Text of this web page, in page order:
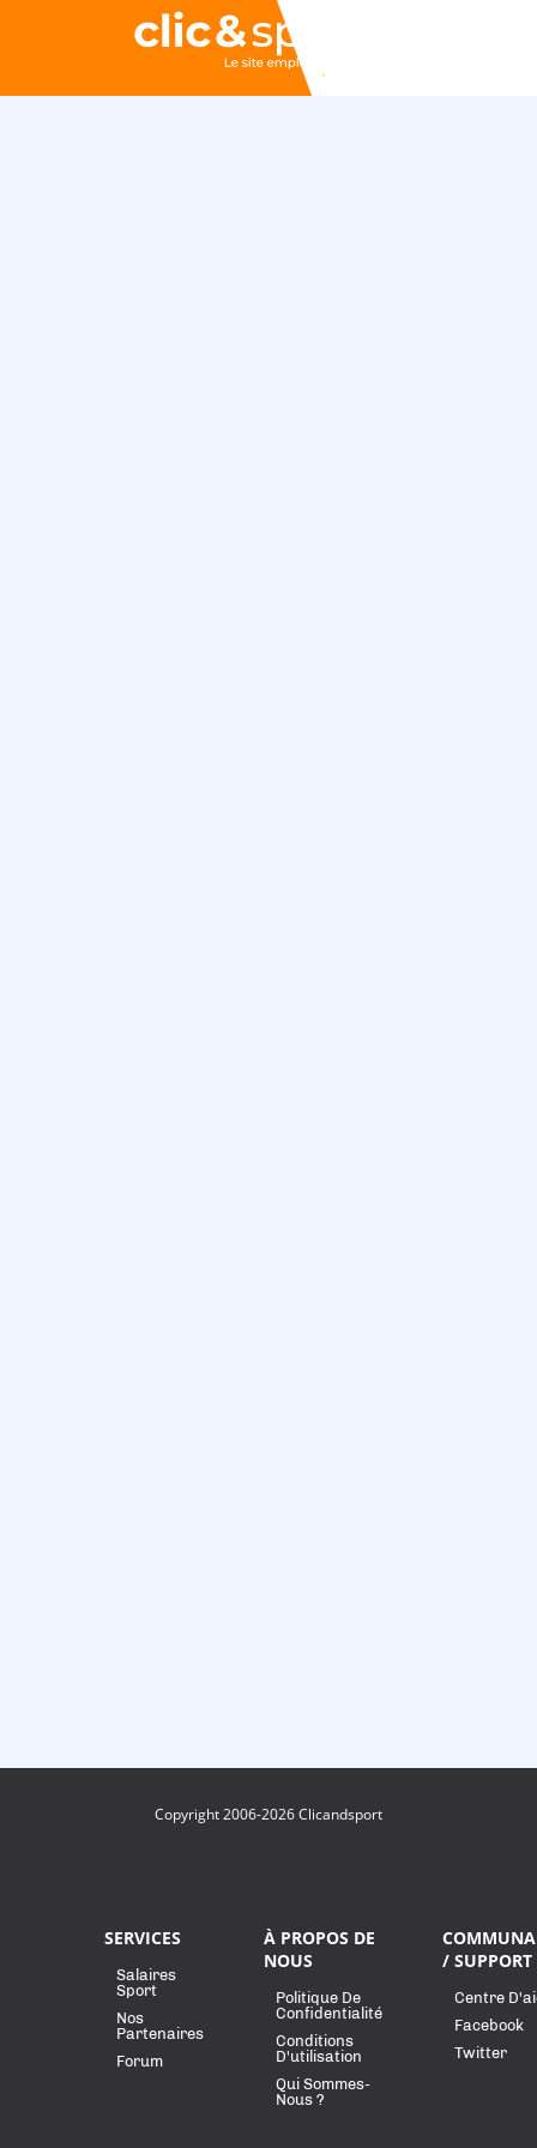
Copyright 2006-2026 Clicandsport
SERVICES
Salaires
Sport
Nos
Partenaires
Forum
À PROPOS DE
NOUS
Politique De
Confidentialité
Conditions
D'utilisation
Qui Sommes-
Nous ?
/ SUPPORT
Centre
Facebook
Twitter